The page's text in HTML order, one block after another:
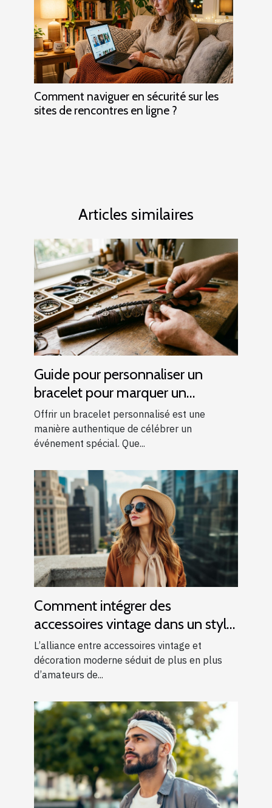
Comment naviguer en sécurité sur les
sites de rencontres en ligne ?
Articles similaires
Guide pour personnaliser un
bracelet pour marquer un
événement spécial
Offrir un bracelet personnalisé est une
manière authentique de célébrer un
événement spécial. Que...
Comment intégrer des
accessoires vintage dans un style
moderne ?
L’alliance entre accessoires vintage et
décoration moderne séduit de plus en plus
d’amateurs de...